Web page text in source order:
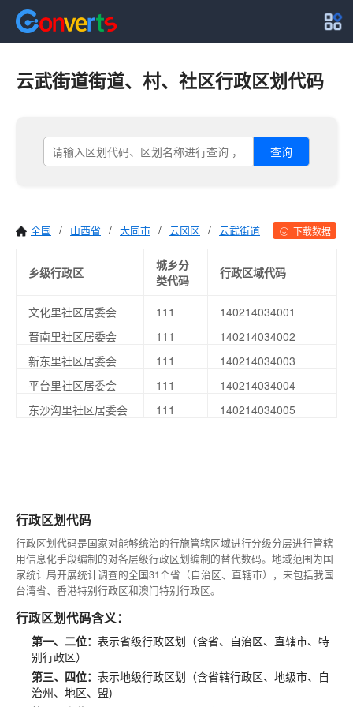
云武街道街道、村、社区行政区划代码
查询
全国 / 山西省 / 大同市 / 云冈区 / 云武街道 下载数据
乡级行政区
城乡分
类代码
行政区域代码
文化里社区居委会 111
140214034001
晋南里社区居委会
111
140214034002
新东里社区居委会
111
140214034003
平台里社区居委会
111
140214034004
东沙沟里社区居委会
111 140214034005
行政区划代码
行政区划代码是国家对能够统治的行施管辖区域进行分级分层进行管辖
用信息化手段编制的对各层级行政区划编制的替代数码。地域范围为国
家统计局开展统计调查的全国31个省（自治区、直辖市），未包括我国
台湾省、香港特别行政区和澳门特别行政区。
行政区划代码含义：
第一、二位： 表示省级行政区划（含省、自治区、直辖市、特
别行政区）
第三、四位： 表示地级行政区划（含省辖行政区、地级市、自
治州、地区、盟)